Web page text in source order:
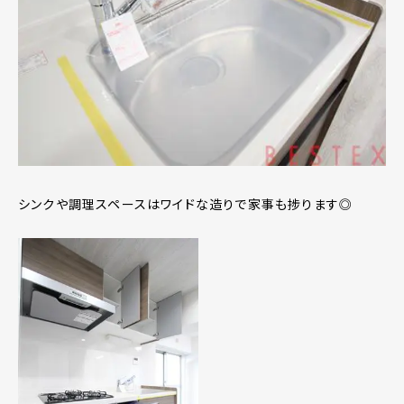
シンクや調理スペースはワイドな造りで家事も捗ります◎